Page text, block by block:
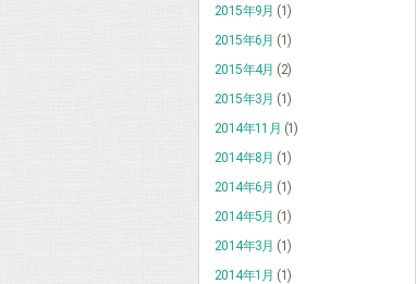
2015年9月 (1)
2015年6月 (1)
2015年4月 (2)
2015年3月 (1)
2014年11月 (1)
2014年8月 (1)
2014年6月 (1)
2014年5月 (1)
2014年3月 (1)
2014年1月 (1)